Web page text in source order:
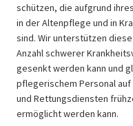
schützen, die aufgrund
in der Altenpflege und in
sind. Wir unterstützen
Anzahl schwerer
gesenkt werden kann und
pflegerischem Personal
und Rettungsdiensten
ermöglicht werden kann.